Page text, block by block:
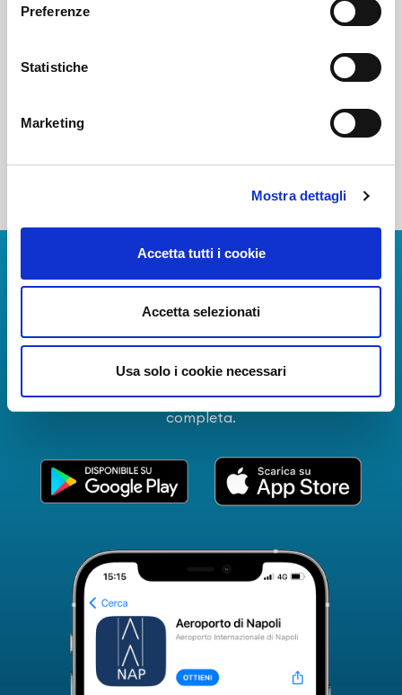
Preferenze
Statistiche
Marketing
Mostra dettagli
Accetta tutti i cookie
Accetta selezionati
Usa solo i cookie necessari
Scarica App
La Guida dei Servizi dell'Aeroporto Internazionale di
Informazioni in tempo reale sui voli, tutti i servizi e i
numeri utili per rendere la tua esperienza
all'Aeroporto di Napoli ancora più coinvolgente e
completa.